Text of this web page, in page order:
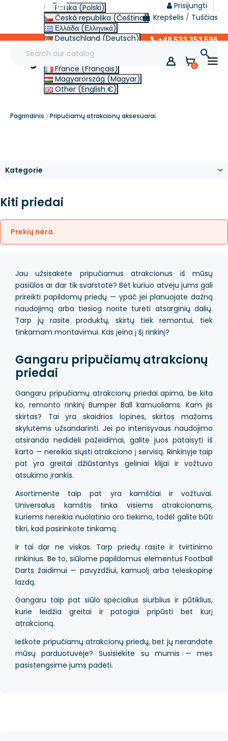
Prisijungti
Krepšelis / Tuščias
lt
Polska (Polski)
Česká republika (Čeština)
Ελλάδα (Ελληνικά)
Deutschland (Deutsch)
Italia (Italiano)
Slovensko (Slovenčina)
France (Français)
Magyarország (Magyar)
Other (English €)
+48 533 353 596

0
Pagrindinis Pripučiamų atrakcionų aksesuarai
Kiti priedai
Prekių nėra.
Jau užsisakėte pripučiamus atrakcionus iš mūsų
pasiūlos ar dar tik svarstote? Bet kuriuo atveju jums gali
prireikti papildomų priedų — ypač jei planuojate dažną
naudojimą arba tiesiog norite turėti atsarginių dalių.
Tarp jų rasite produktų, skirtų tiek remontui, tiek
tinkamam montavimui. Kas įeina į šį rinkinį?
Gangaru pripučiamų atrakcionų
priedai
Gangaru pripučiamų atrakcionų priedai apima, be kita
ko, remonto rinkinį Bumper Ball kamuoliams. Kam jis
skirtas? Tai yra skaidrios lopinės, skirtos mažoms
skylutėms užsandarinti. Jei po intensyvaus naudojimo
atsiranda nedideli pažeidimai, galite juos pataisyti iš
karto — nereikia siųsti atrakciono į servisą. Rinkinyje taip
pat yra greitai džiūstantys geliniai klijai ir vožtuvo
atsukimo įrankis.
Asortimente taip pat yra kamščiai ir vožtuvai.
Universalus kamštis tinka visiems atrakcionams,
kuriems nereikia nuolatinio oro tiekimo, todėl galite būti
tikri, kad pasirinkote tinkamą.
Ir tai dar ne viskas. Tarp priedų rasite ir tvirtinimo
rinkinius. Be to, siūlome papildomus elementus Football
Darts žaidimui — pavyzdžiui, kamuolį arba teleskopinę
lazdą.
Gangaru taip pat siūlo specialius siurblius ir pūtiklius,
kurie leidžia greitai ir patogiai pripūsti bet kurį
atrakcioną.
Ieškote pripučiamų atrakcionų priedų, bet jų nerandate
mūsų parduotuvėje? Susisiekite su mumis — mes
pasistengsime jums padėti.